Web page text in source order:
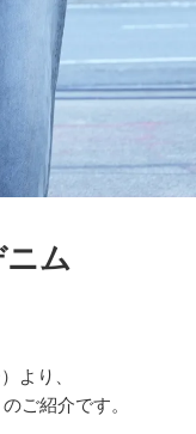
ム
より、
ご紹介です。